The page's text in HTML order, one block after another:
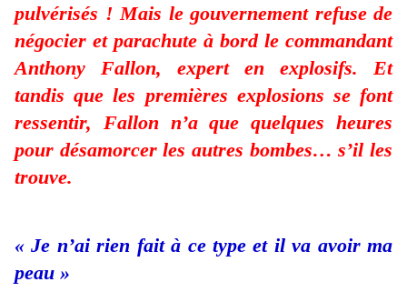
pulvérisés ! Mais le gouvernement refuse de
négocier et parachute à bord le commandant
Anthony Fallon, expert en explosifs. Et
tandis que les premières explosions se font
ressentir, Fallon n’a que quelques heures
pour désamorcer les autres bombes… s’il les
trouve.
« Je n’ai rien fait à ce type et il va avoir ma
peau »